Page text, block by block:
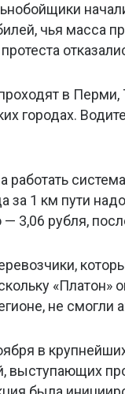
чья масса
в
городах.
работать
за 1 км пути
3,06 рубля,
«Платон»
не смогли
в
выступающих